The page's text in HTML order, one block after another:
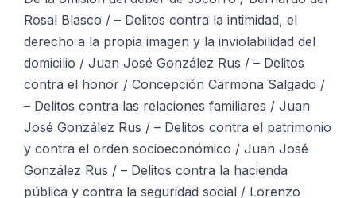
Rosal Blasco / – Delitos contra la intimidad, el
derecho a la propia imagen y la inviolabilidad del
domicilio / Juan José González Rus / – Delitos
contra el honor / Concepción Carmona Salgado /
– Delitos contra las relaciones familiares / Juan
José González Rus / – Delitos contra el patrimonio
y contra el orden socioeconómico / Juan José
González Rus / – Delitos contra la hacienda
pública y contra la seguridad social / Lorenzo